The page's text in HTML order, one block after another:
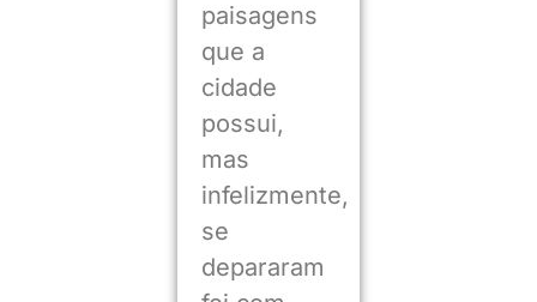
paisagens
que a
cidade
possui,
mas
infelizmente,
se
depararam